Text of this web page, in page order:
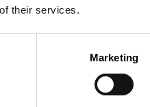
their services.
Marketing